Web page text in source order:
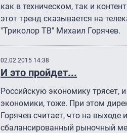
как в техническом, так и
этот тренд сказывается на
"Триколор ТВ" Михаил Горячев.
02.02.2015 14:38
И это пройдет...
Российскую экономику трясет,
экономики, тоже. При этом
Горячев считает, что на выходе
сбалансированный рыночный